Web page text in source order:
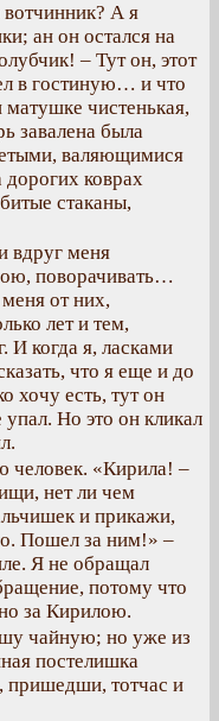
вотчинник? А я
ан он остался на
– Тут он, этот
в гостиную… и что
матушке чистенькая,
завалена была
валяющимися
коврах
стаканы,
вдруг меня
поворачивать…
от них,
лет и тем,
И когда я, ласками
что я еще и до
хочу есть, тут он
упал. Но это он кликал
человек. «Кирила! –
нет ли чем
и прикажи,
Пошел за ним!» –
Я не обращал
потому что
за Кирилою.
чайную; но уже из
постелишка
пришедши, тотчас и